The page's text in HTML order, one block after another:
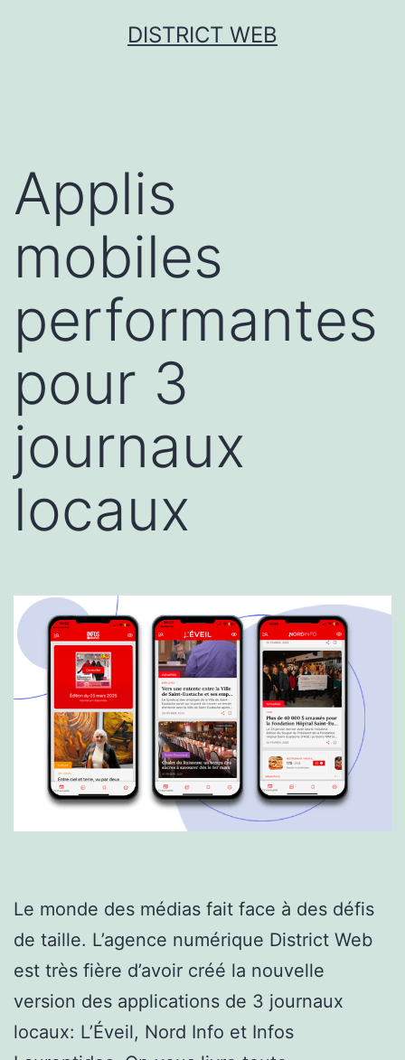
DISTRICT WEB
Applis
mobiles
performantes
pour 3
journaux
locaux
Le monde des médias fait face à des défis
de taille. L’agence numérique District Web
est très fière d’avoir créé la nouvelle
version des applications de 3 journaux
locaux: L’Éveil, Nord Info et Infos